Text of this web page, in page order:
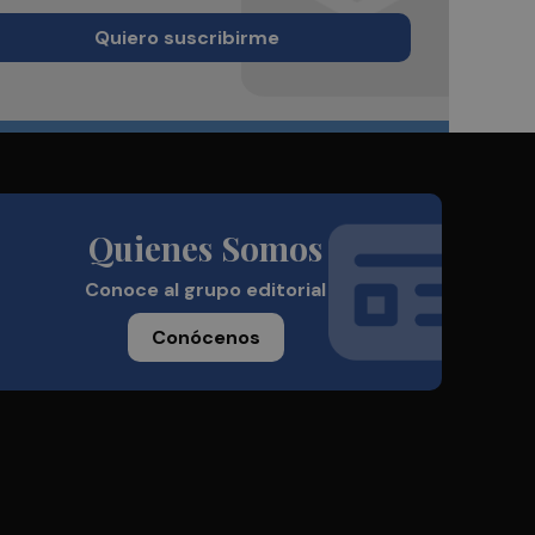
Quiero suscribirme
Quienes Somos
Conoce al grupo editorial
Conócenos